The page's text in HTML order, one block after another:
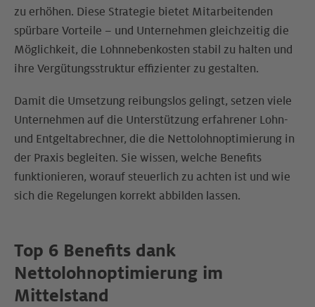
zu erhöhen. Diese Strategie bietet Mitarbeitenden
spürbare Vorteile – und Unternehmen gleichzeitig die
Möglichkeit, die Lohnnebenkosten stabil zu halten und
ihre Vergütungsstruktur effizienter zu gestalten.
Damit die Umsetzung reibungslos gelingt, setzen viele
Unternehmen auf die Unterstützung erfahrener Lohn-
und Entgeltabrechner, die die Nettolohnoptimierung in
der Praxis begleiten. Sie wissen, welche Benefits
funktionieren, worauf steuerlich zu achten ist und wie
sich die Regelungen korrekt abbilden lassen.
Top 6 Benefits dank
Nettolohnoptimierung im
Mittelstand